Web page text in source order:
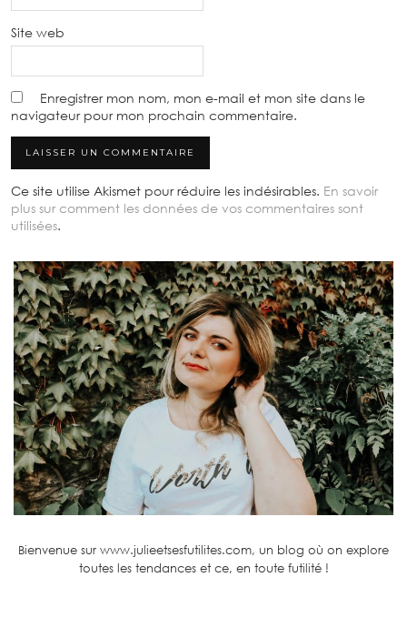
Site web
Enregistrer mon nom, mon e-mail et mon site dans le
navigateur pour mon prochain commentaire.
Ce site utilise Akismet pour réduire les indésirables. En savoir
plus sur comment les données de vos commentaires sont
utilisées.
Bienvenue sur www.julieetsesfutilites.com, un blog où on explore
toutes les tendances et ce, en toute futilité !